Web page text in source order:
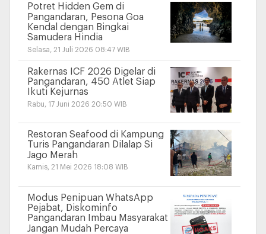
Potret Hidden Gem di
Pangandaran, Pesona Goa
Kendal dengan Bingkai
Samudera Hindia
Selasa, 21 Juli 2026 08:47 WIB
Rakernas ICF 2026 Digelar di
Pangandaran, 450 Atlet Siap
Ikuti Kejurnas
Rabu, 17 Juni 2026 20:50 WIB
Restoran Seafood di Kampung
Turis Pangandaran Dilalap Si
Jago Merah
Kamis, 21 Mei 2026 18:08 WIB
Modus Penipuan WhatsApp
Pejabat, Diskominfo
Pangandaran Imbau Masyarakat
Jangan Mudah Percaya